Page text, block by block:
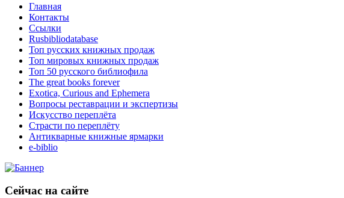
Главная
Контакты
Ссылки
Rusbibliodatabase
Топ русских книжных продаж
Топ мировых книжных продаж
Топ 50 русского библиофила
The great books forever
Exotica, Curious and Ephemera
Вопросы реставрации и экспертизы
Искусство переплёта
Страсти по переплёту
Антикварные книжные ярмарки
e-biblio
Сейчас на сайте